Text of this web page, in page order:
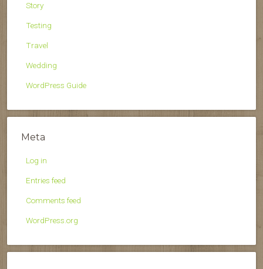
Story
Testing
Travel
Wedding
WordPress Guide
Meta
Log in
Entries feed
Comments feed
WordPress.org